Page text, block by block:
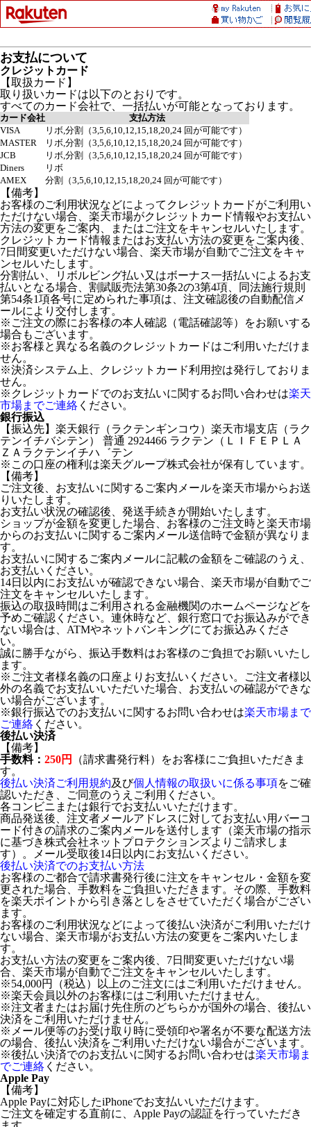
お支払について
クレジットカード
【取扱カード】
取り扱いカードは以下のとおりです。
すべてのカード会社で、一括払いが可能となっております。
カード会社
支払方法
VISA
リボ,分割（3,5,6,10,12,15,18,20,24 回が可能です）
MASTER
リボ,分割（3,5,6,10,12,15,18,20,24 回が可能です）
JCB
リボ,分割（3,5,6,10,12,15,18,20,24 回が可能です）
Diners
リボ
AMEX
分割（3,5,6,10,12,15,18,20,24 回が可能です）
【備考】
お客様のご利用状況などによってクレジットカードがご利用い
ただけない場合、楽天市場がクレジットカード情報やお支払い
方法の変更をご案内、またはご注文をキャンセルいたします。
クレジットカード情報またはお支払い方法の変更をご案内後、
7日間変更いただけない場合、楽天市場が自動でご注文をキャ
ンセルいたします。
分割払い、リボルビング払い又はボーナス一括払いによるお支
払いとなる場合、割賦販売法第30条2の3第4項、同法施行規則
第54条1項各号に定められた事項は、注文確認後の自動配信メ
ールにより交付します。
※ご注文の際にお客様の本人確認（電話確認等）をお願いする
場合もございます。
※お客様と異なる名義のクレジットカードはご利用いただけま
せん。
※決済システム上、クレジットカード利用控は発行しておりま
せん。
※クレジットカードでのお支払いに関するお問い合わせは楽天
市場までご連絡 ください。
銀行振込
【振込先】楽天銀行（ラクテンギンコウ）楽天市場支店（ラク
テンイチバシテン） 普通 2924466 ラクテン（ＬＩＦＥＰＬＡ
ＺＡラクテンイチハ゛テン
※この口座の権利は楽天グループ株式会社が保有しています。
【備考】
ご注文後、お支払いに関するご案内メールを楽天市場からお送
りいたします。
お支払い状況の確認後、発送手続きが開始いたします。
ショップが金額を変更した場合、お客様のご注文時と楽天市場
からのお支払いに関するご案内メール送信時で金額が異なりま
す。
お支払いに関するご案内メールに記載の金額をご確認のうえ、
お支払いください。
14日以内にお支払いが確認できない場合、楽天市場が自動でご
注文をキャンセルいたします。
振込の取扱時間はご利用される金融機関のホームページなどを
予めご確認ください。連休時など、銀行窓口でお振込みができ
ない場合は、ATMやネットバンキングにてお振込みくださ
い。
誠に勝手ながら、振込手数料はお客様のご負担でお願いいたし
ます。
※ご注文者様名義の口座よりお支払いください。ご注文者様以
外の名義でお支払いいただいた場合、お支払いの確認ができな
い場合がございます。
※銀行振込でのお支払いに関するお問い合わせは楽天市場まで
ご連絡 ください。
後払い決済
【備考】
手数料： 250円
（請求書発行料）をお客様にご負担いただきま
す。
後払い決済ご利用規約及び個人情報の取扱いに係る事項をご確
認いただき、ご同意のうえご利用ください。
各コンビニまたは銀行でお支払いいただけます。
商品発送後、注文者メールアドレスに対してお支払い用バーコ
ード付きの請求のご案内メールを送付します（楽天市場の指示
に基づき株式会社ネットプロテクションズよりご請求しま
す）。メール受取後14日以内にお支払いください。
後払い決済でのお支払い方法
お客様のご都合で請求書発行後に注文をキャンセル・金額を変
更された場合、手数料をご負担いただきます。その際、手数料
を楽天ポイントから引き落としをさせていただく場合がござい
ます。
お客様のご利用状況などによって後払い決済がご利用いただけ
ない場合、楽天市場がお支払い方法の変更をご案内いたしま
す。
お支払い方法の変更をご案内後、7日間変更いただけない場
合、楽天市場が自動でご注文をキャンセルいたします。
※54,000円（税込）以上のご注文にはご利用いただけません。
※楽天会員以外のお客様にはご利用いただけません。
※注文者またはお届け先住所のどちらかが国外の場合、後払い
決済をご利用いただけません。
※メール便等のお受け取り時に受領印や署名が不要な配送方法
の場合、後払い決済をご利用いただけない場合がございます。
※後払い決済でのお支払いに関するお問い合わせは楽天市場ま
でご連絡 ください。
Apple Pay
【備考】
Apple Payに対応したiPhoneでお支払いいただけます。
ご注文を確定する直前に、Apple Payの認証を行っていただき